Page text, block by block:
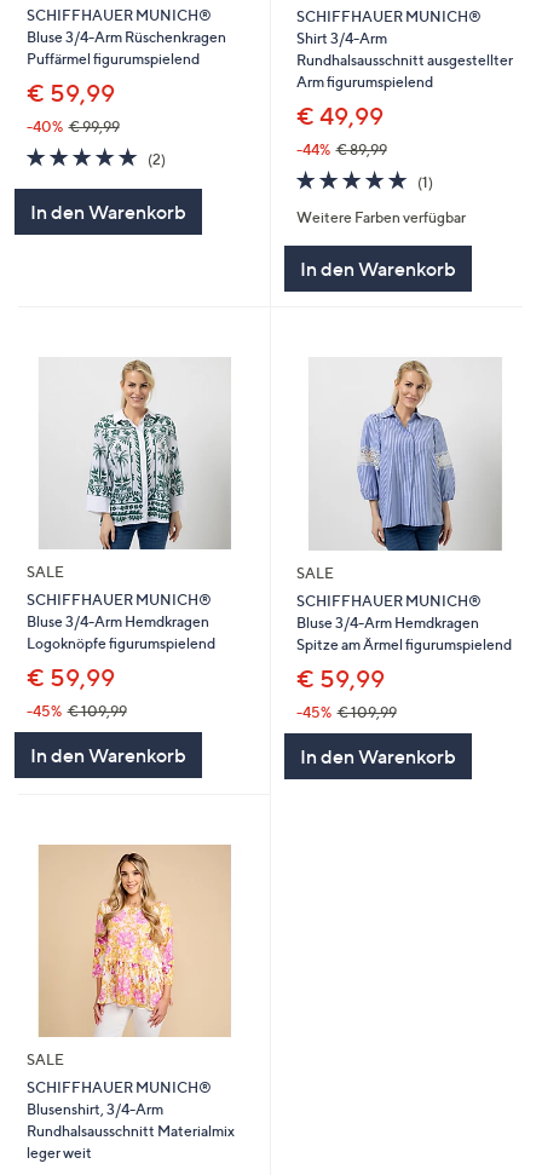
SCHIFFHAUER MUNICH®
Bluse 3/4-Arm Rüschenkragen
Puffärmel figurumspielend
€ 59,99
-40% € 99,99
5.0
von
(2)2
In den Warenkorb
SCHIFFHAUER MUNICH®
Shirt 3/4-Arm
Rundhalsausschnitt ausgestellter
Arm figurumspielend
€ 49,99
-44% € 89,99
5.0
von
5
(1)1
Weitere Farben verfügbar
In den Warenkorb
SALE
SCHIFFHAUER MUNICH®
Bluse 3/4-Arm Hemdkragen
Logoknöpfe figurumspielend
€ 59,99
-45% € 109,99
In den Warenkorb
SALE
SCHIFFHAUER MUNICH®
Bluse 3/4-Arm Hemdkragen
Spitze am Ärmel figurumspielend
€ 59,99
-45% € 109,99
In den Warenkorb
SALE
SCHIFFHAUER MUNICH®
Blusenshirt, 3/4-Arm
Rundhalsausschnitt Materialmix
leger weit